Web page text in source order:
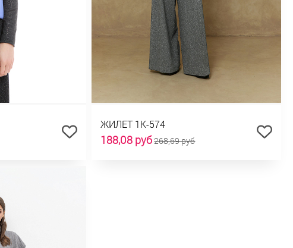
ЖИЛЕТ 1К-574
188,08 руб268,69 руб